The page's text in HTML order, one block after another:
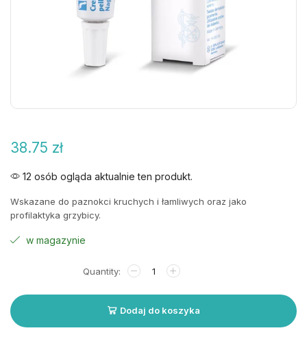
38.75 zł
12 osób ogląda aktualnie ten produkt.
Wskazane do paznokci kruchych i łamliwych oraz jako
profilaktyka grzybicy.
w magazynie
Dodaj do koszyka